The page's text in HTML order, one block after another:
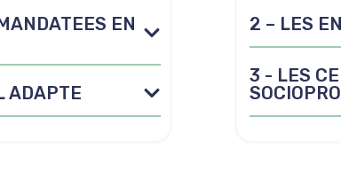
EN
ADAPTE
2 – LES
3 - LES